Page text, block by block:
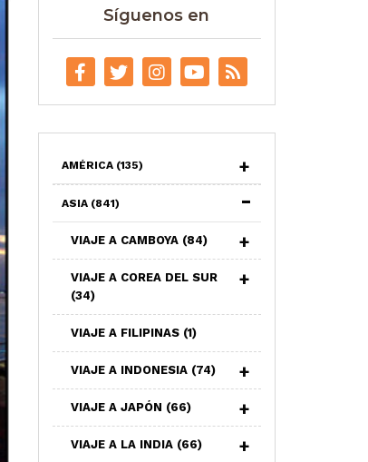
Síguenos en
AMÉRICA (135)
ASIA (841)
VIAJE A CAMBOYA (84)
VIAJE A COREA DEL SUR
(34)
VIAJE A FILIPINAS (1)
VIAJE A INDONESIA (74)
VIAJE A JAPÓN (66)
VIAJE A LA INDIA (66)